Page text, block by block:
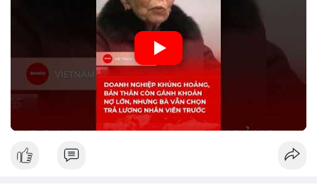
crypto và các doanh nghiệp liên quan trong tương lai.
🎥 Xem video trực tiếp tại:
Nguồn: KIEN THUC KINH TE